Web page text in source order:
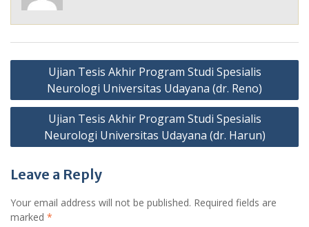
Post
navigation
Ujian Tesis Akhir Program Studi Spesialis
Neurologi Universitas Udayana (dr. Reno)
Ujian Tesis Akhir Program Studi Spesialis
Neurologi Universitas Udayana (dr. Harun)
Leave a Reply
Your email address will not be published. Required fields are
marked *